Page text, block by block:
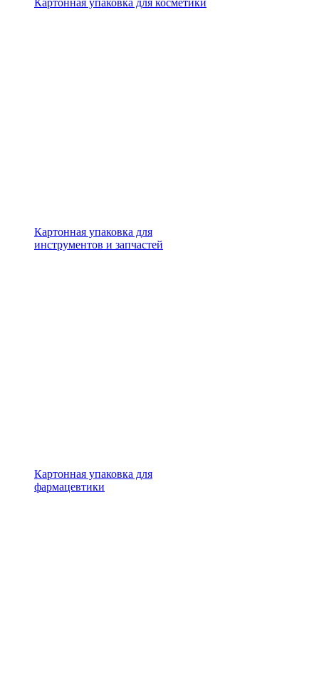
Картонная упаковка для
инструментов и запчастей
Картонная упаковка для
фармацевтики